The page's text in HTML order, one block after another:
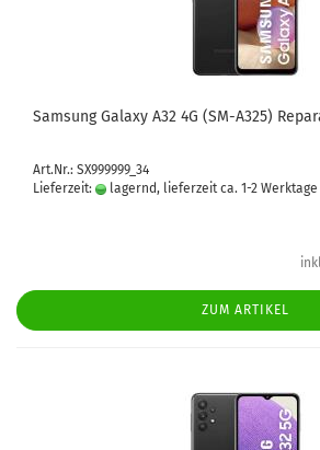
Sam­sung Ga­la­xy A32 4G (SM-​A325)
Art.Nr.: SX999999_34
Lieferzeit:
lagernd, lieferzeit ca. 1-2 Werktage
ZUM ARTIKEL